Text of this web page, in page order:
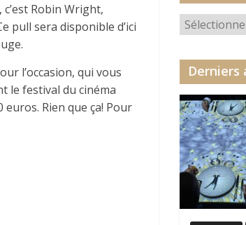
Robin Wright,
pull sera disponible d’ici
l’occasion, qui vous
le festival du cinéma
Rien que ça! Pour
Catégories
Derniers